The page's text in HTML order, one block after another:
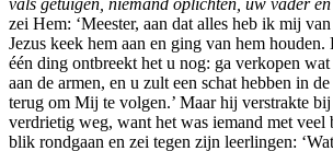
zei Hem: ‘Meester, aan dat alles heb ik mij
Jezus keek hem aan en ging van hem
één ding ontbreekt het u nog: ga verkopen
aan de armen, en u zult een schat hebben in
terug om Mij te volgen.’ Maar hij verstrakte
verdrietig weg, want het was iemand met veel
blik rondgaan en zei tegen zijn leerlingen: